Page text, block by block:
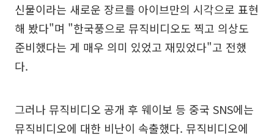
신물이라는 새로운 장르를 아이브만의 시각으로 표현
해 봤다"며 "한국풍으로 뮤직비디오도 찍고 의상도
준비했다는 게 매우 의미 있었고 재밌었다"고 전했
다.
그러나 뮤직비디오 공개 후 웨이보 등 중국 SNS에는
뮤직비디오에 대한 비난이 속출했다. 뮤직비디오에